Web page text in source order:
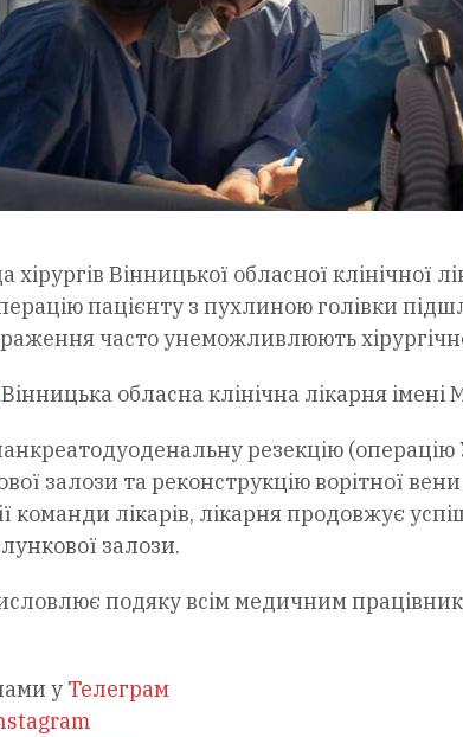
Вінницької обласної клінічної
пацієнту з пухлиною голівки
часто унеможливлюють
Вінницька обласна клінічна лікарня імені
резекцію
залози та реконструкцію ворітної
команди лікарів, лікарня продовжує
залози.
подяку всім медичним
у Телеграм